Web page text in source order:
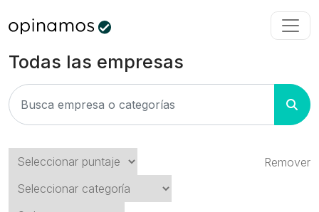
Todas las empresas
Remover